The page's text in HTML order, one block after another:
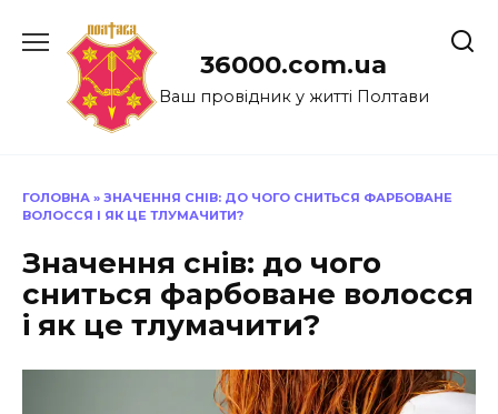
до
36000.com.ua
Ваш провідник у житті Полтави
ГОЛОВНА » ЗНАЧЕННЯ СНІВ: ДО ЧОГО СНИТЬСЯ ФАРБОВАНЕ
ВОЛОССЯ І ЯК ЦЕ ТЛУМАЧИТИ?
Значення снів: до чого
сниться фарбоване волосся
і як це тлумачити?